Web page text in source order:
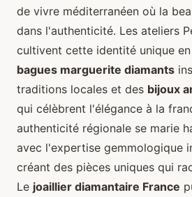
de vivre méditerranéen où la
dans l'authenticité. Les ateliers
cultivent cette identité unique
bagues marguerite diamants
traditions locales et des bijoux
qui célèbrent l'élégance à la
authenticité régionale se marie
avec l'expertise gemmologique
créant des pièces uniques qui
Le joaillier diamantaire France